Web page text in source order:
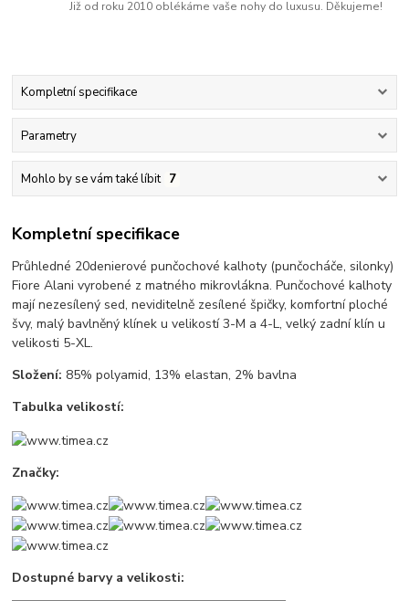
Již od roku 2010 oblékáme vaše nohy do luxusu. Děkujeme!
Kompletní specifikace
Parametry
Mohlo by se vám také líbit 7
Kompletní specifikace
Průhledné 20denierové punčochové kalhoty (punčocháče, silonky)
Fiore Alani vyrobené z matného mikrovlákna. Punčochové kalhoty
mají nezesílený sed, neviditelně zesílené špičky, komfortní ploché
švy, malý bavlněný klínek u velikostí 3-M a 4-L, velký zadní klín u
velikosti 5-XL.
Složení: 85% polyamid, 13% elastan, 2% bavlna
Tabulka velikostí:
Značky:
Dostupné barvy a velikosti: